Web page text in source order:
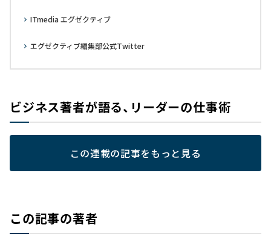
ITmedia エグゼクティブ
エグゼクティブ編集部公式Twitter
ビジネス著者が語る、リーダーの仕事術
この連載の記事をもっと見る
この記事の著者